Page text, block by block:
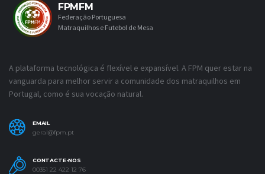
FPMFM
Federação Portuguesa
Matraquilhos e Futebol de Mesa
A plataforma tecnológica é flexível e expansível. A FPM quer estar na
vanguarda para melhor servir a comunidade dos matraquilhos em
Portugal, como é sua vocação natural.
EMAIL
geral@fpm.pt
CONTACTE-NOS
00351 22 422 12 76